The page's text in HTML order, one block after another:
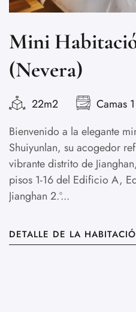
Mini
(Nevera)
22m2 Camas 1
Bienvenido a la elegante
Shuiyunlan, su acogedor
vibrante distrito de
pisos 1-16 del Edificio A,
Jianghan 2.º...
DETALLE DE LA